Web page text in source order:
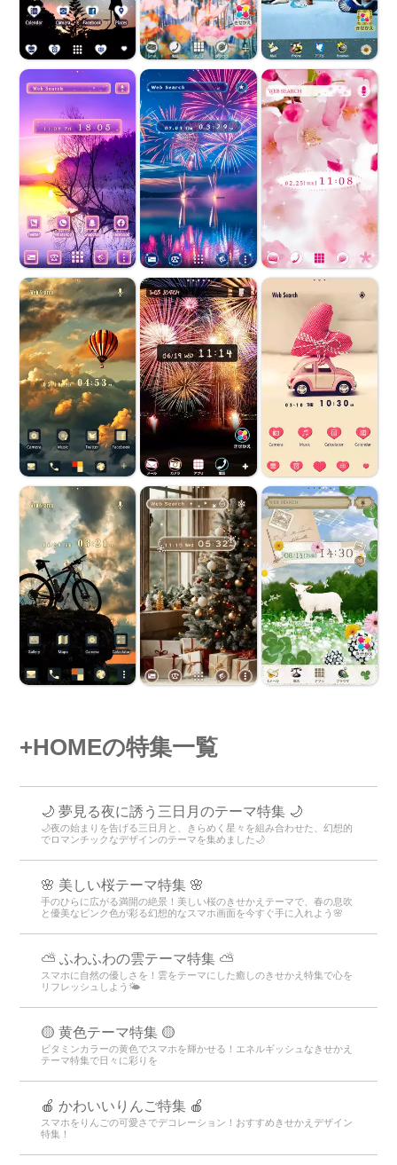
+HOMEの特集一覧
🌙 夢見る夜に誘う三日月のテーマ特集 🌙
🌙夜の始まりを告げる三日月と、きらめく星々を組み合わせた、幻想的
でロマンチックなデザインのテーマを集めました🌙
🌸 美しい桜テーマ特集 🌸
手のひらに広がる満開の絶景！美しい桜のきせかえテーマで、春の息吹
と優美なピンク色が彩る幻想的なスマホ画面を今すぐ手に入れよう🌸
⛅ ふわふわの雲テーマ特集 ⛅
スマホに自然の優しさを！雲をテーマにした癒しのきせかえ特集で心を
リフレッシュしよう🌤️
🟡 黄色テーマ特集 🟡
ビタミンカラーの黄色でスマホを輝かせる！エネルギッシュなきせかえ
テーマ特集で日々に彩りを
🍎 かわいいりんご特集 🍎
スマホをりんごの可愛さでデコレーション！おすすめきせかえデザイン
特集！